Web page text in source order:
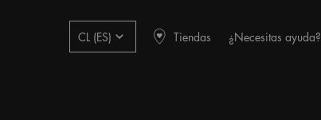
CL (ES) Tiendas ¿Necesitas ayuda?